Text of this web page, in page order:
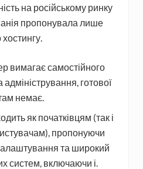
на російському ринку
пропонувала лише
вимагає самостійного
готової
немає.
як початківцям (так і
пропонуючи
та широкий
систем, включаючи і.